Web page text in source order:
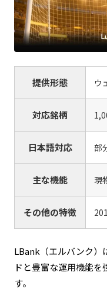
提供形態 ウ
対応銘柄
日本語対応 部
主な機能 現
その他の特徴
LBank（エルバンク）
ドと豊富な運用機能
す。